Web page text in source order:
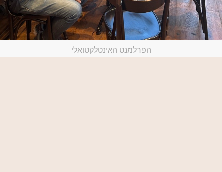
הפרלמנט האינטלקטואלי